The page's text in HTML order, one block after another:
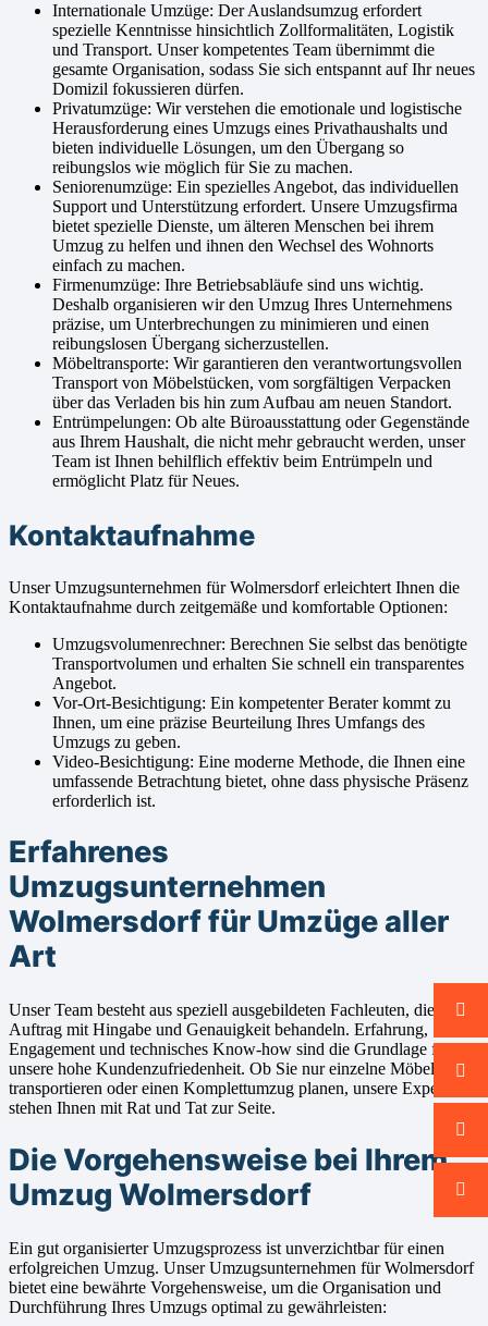
Internationale Umzüge: Der Auslandsumzug erfordert
spezielle Kenntnisse hinsichtlich Zollformalitäten, Logistik
und Transport. Unser kompetentes Team übernimmt die
gesamte Organisation, sodass Sie sich entspannt auf Ihr neues
Domizil fokussieren dürfen.
Privatumzüge: Wir verstehen die emotionale und logistische
Herausforderung eines Umzugs eines Privathaushalts und
bieten individuelle Lösungen, um den Übergang so
reibungslos wie möglich für Sie zu machen.
Seniorenumzüge: Ein spezielles Angebot, das individuellen
Support und Unterstützung erfordert. Unsere Umzugsfirma
bietet spezielle Dienste, um älteren Menschen bei ihrem
Umzug zu helfen und ihnen den Wechsel des Wohnorts
einfach zu machen.
Firmenumzüge: Ihre Betriebsabläufe sind uns wichtig.
Deshalb organisieren wir den Umzug Ihres Unternehmens
präzise, um Unterbrechungen zu minimieren und einen
reibungslosen Übergang sicherzustellen.
Möbeltransporte: Wir garantieren den verantwortungsvollen
Transport von Möbelstücken, vom sorgfältigen Verpacken
über das Verladen bis hin zum Aufbau am neuen Standort.
Entrümpelungen: Ob alte Büroausstattung oder Gegenstände
aus Ihrem Haushalt, die nicht mehr gebraucht werden, unser
Team ist Ihnen behilflich effektiv beim Entrümpeln und
ermöglicht Platz für Neues.
Kontaktaufnahme
Unser Umzugsunternehmen für Wolmersdorf erleichtert Ihnen die
Kontaktaufnahme durch zeitgemäße und komfortable Optionen:
Umzugsvolumenrechner: Berechnen Sie selbst das benötigte
Transportvolumen und erhalten Sie schnell ein transparentes
Angebot.
Vor-Ort-Besichtigung: Ein kompetenter Berater kommt zu
Ihnen, um eine präzise Beurteilung Ihres Umfangs des
Umzugs zu geben.
Video-Besichtigung: Eine moderne Methode, die Ihnen eine
umfassende Betrachtung bietet, ohne dass physische Präsenz
erforderlich ist.
Erfahrenes
Umzugsunternehmen
Wolmersdorf für Umzüge aller
Art
Unser Team besteht aus speziell ausgebildeten Fachleuten, die jeden
Auftrag mit Hingabe und Genauigkeit behandeln. Erfahrung,
Engagement und technisches Know-how sind die Grundlage für
unsere hohe Kundenzufriedenheit. Ob Sie nur einzelne Möbel
transportieren oder einen Komplettumzug planen, unsere Experten
stehen Ihnen mit Rat und Tat zur Seite.
Die Vorgehensweise bei Ihrem
Umzug Wolmersdorf
Ein gut organisierter Umzugsprozess ist unverzichtbar für einen
erfolgreichen Umzug. Unser Umzugsunternehmen für Wolmersdorf
bietet eine bewährte Vorgehensweise, um die Organisation und
Durchführung Ihres Umzugs optimal zu gewährleisten: